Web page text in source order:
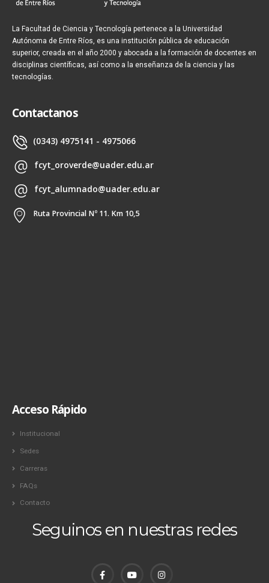
La Facultad de Ciencia y Tecnología pertenece a la Universidad
Autónoma de Entre Ríos, es una institución pública de educación
superior, creada en el año 2000 y abocada a la formación de docentes en
disciplinas científicas, así como a la enseñanza de la ciencia y las
tecnologías.
Contactanos
(0343) 4975141 - 4975066
fcyt_oroverde@uader.edu.ar
fcyt_alumnado@uader.edu.ar
Ruta Provincial Nº 11. Km 10,5
Acceso Rápido
Institucional
Sedes
Carreras
FAQs
Contacto
Seguinos en nuestras redes